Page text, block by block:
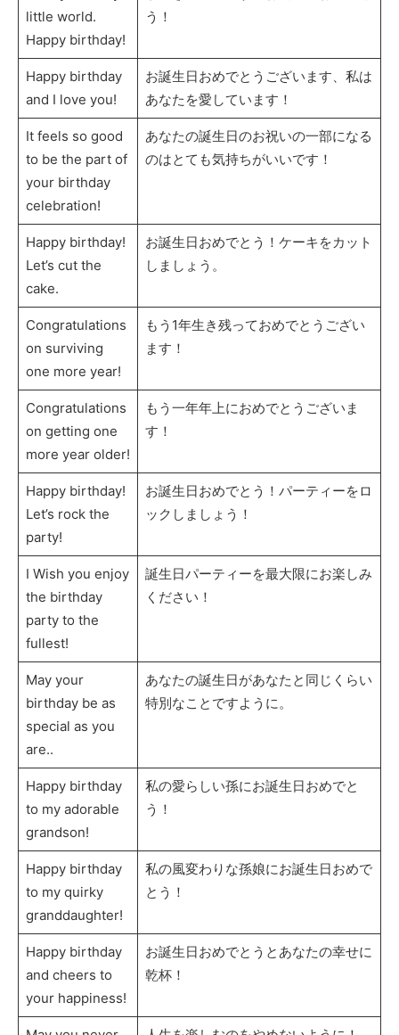
little world.
Happy birthday!
う！
Happy birthday
and I love you!
お誕生日おめでとうございます、私は
あなたを愛しています！
It feels so good
to be the part of
your birthday
celebration!
あなたの誕生日のお祝いの一部になる
のはとても気持ちがいいです！
Happy birthday!
Let’s cut the
cake.
お誕生日おめでとう！ケーキをカット
しましょう。
Congratulations
on surviving
one more year!
もう1年生き残っておめでとうござい
ます！
Congratulations
on getting one
more year older!
もう一年年上におめでとうございま
す！
Happy birthday!
Let’s rock the
party!
お誕生日おめでとう！パーティーをロ
ックしましょう！
I Wish you enjoy
the birthday
party to the
fullest!
誕生日パーティーを最大限にお楽しみ
ください！
May your
birthday be as
special as you
are..
あなたの誕生日があなたと同じくらい
特別なことですように。
Happy birthday
to my adorable
grandson!
私の愛らしい孫にお誕生日おめでと
う！
Happy birthday
to my quirky
granddaughter!
私の風変わりな孫娘にお誕生日おめで
とう！
Happy birthday
and cheers to
your happiness!
お誕生日おめでとうとあなたの幸せに
乾杯！